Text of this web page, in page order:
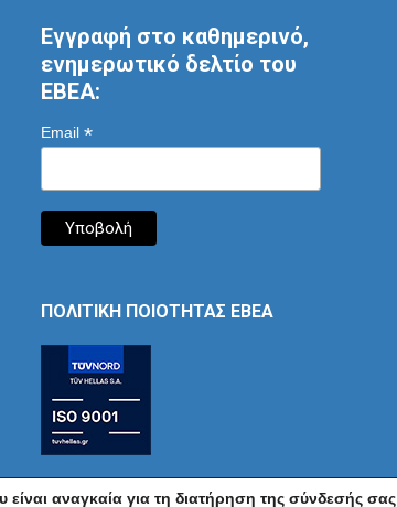
Εγγραφή στο καθημερινό,
ενημερωτικό δελτίο του
ΕΒΕΑ:
Email *
ΠΟΛΙΤΙΚΗ ΠΟΙΟΤΗΤΑΣ ΕΒΕΑ
αναγκαία για τη διατήρηση της σύνδεσής σας